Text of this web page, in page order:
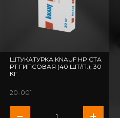
ШТУКАТУРКА KNAUF HP СТА
РТ ГИПСОВАЯ (40 ШТ/П.), 30
КГ
20-001